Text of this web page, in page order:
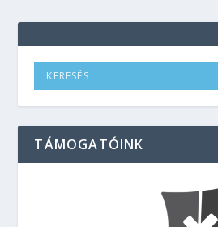
TÁMOGATÓINK